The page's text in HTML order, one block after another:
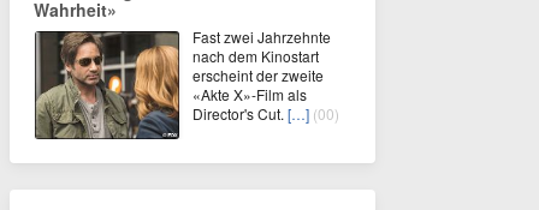
Wahrheit»
Fast zwei Jahrzehnte
nach dem Kinostart
erscheint der zweite
«Akte X»-Film als
Director's Cut. […] (00)